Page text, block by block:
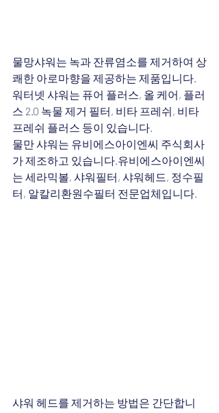
물망샤워는 녹과 잔류염소를 제거하여 상
쾌한 아로마향을 제공하는 제품입니다.
워터넷 샤워는 퓨어 플러스, 올 케어, 플러
스 2.0 녹물 제거 필터, 비타 프레쉬, 비타
프레쉬 플러스 등이 있습니다.﻿
물만 샤워는 유비에스아이엔씨 주식회사
가 제조하고 있습니다.유비에스아이엔씨
는 세라믹볼, 샤워필터, 샤워헤드, 정수필
터, 알칼리환원수필터 전문업체입니다.
샤워 헤드를 제거하는 방법은 간단합니